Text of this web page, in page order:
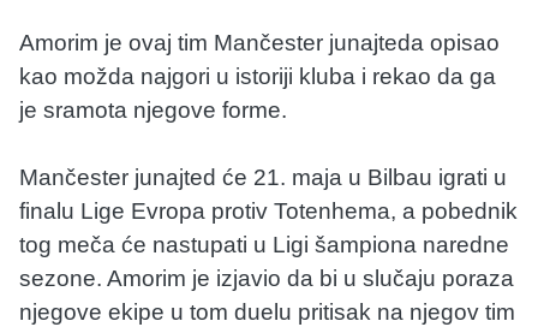
Amorim je ovaj tim Mančester junajteda opisao
kao možda najgori u istoriji kluba i rekao da ga
je sramota njegove forme.
Mančester junajted će 21. maja u Bilbau igrati u
finalu Lige Evropa protiv Totenhema, a pobednik
tog meča će nastupati u Ligi šampiona naredne
sezone. Amorim je izjavio da bi u slučaju poraza
njegove ekipe u tom duelu pritisak na njegov tim